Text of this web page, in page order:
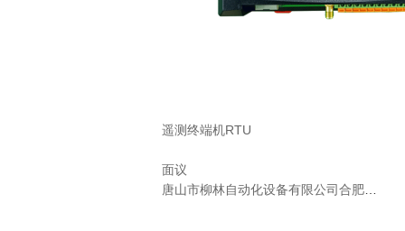
遥测终端机RTU
面议